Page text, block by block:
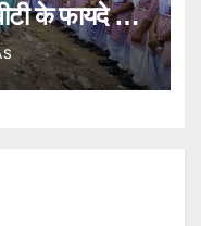
के फायदे भी